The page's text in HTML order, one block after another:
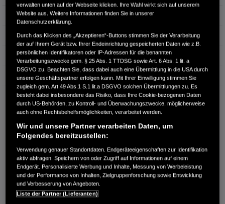
Türen 5
Leistung 79 kW / 107 PS
Hubraum 1.498 cm³
Erstzulassung 10.2024
Bauart Kleinwagen
Horresser Berg 10
56410 Montabaur
RUFEN SIE UNS AN:
+49 2602-9322-0
Route planen
verwalten unten auf der Webseite klicken. Ihre Wahl wirkt sich auf unsere/n
Website aus. Weitere Informationen finden Sie in unserer
Datenschutzerklärung.
Durch das Klicken des „Akzeptieren“-Buttons stimmen Sie der Verarbeitung
der auf Ihrem Gerät bzw. Ihrer Endeinrichtung gespeicherten Daten wie z.B.
persönlichen Identifikatoren oder IP-Adressen für die benannten
Verarbeitungszwecke gem. § 25 Abs. 1 TTDSG sowie Art. 6 Abs. 1 lit. a
DSGVO zu. Beachten Sie, dass dabei auch eine Übermittlung in die USA durch
unsere Geschäftspartner erfolgen kann. Mit Ihrer Einwilligung stimmen Sie
zugleich gem. Art.49 Abs.1 S.1 lit.a DSGVO solchen Übermittlungen zu. Es
besteht dabei insbesondere das Risiko, dass Ihre Cookie-bezogenen Daten
durch US-Behörden, zu Kontroll- und Überwachungszwecke, möglicherweise
auch ohne Rechtsbehelfsmöglichkeiten, verarbeitet werden.
Wir und unsere Partner verarbeiten Daten, um
Folgendes bereitzustellen:
Verwendung genauer Standortdaten. Endgeräteeigenschaften zur Identifikation
aktiv abfragen. Speichern von oder Zugriff auf Informationen auf einem
Endgerät. Personalisierte Werbung und Inhalte, Messung von Werbeleistung
und der Performance von Inhalten, Zielgruppenforschung sowie Entwicklung
und Verbesserung von Angeboten.
Liste der Partner (Lieferanten)